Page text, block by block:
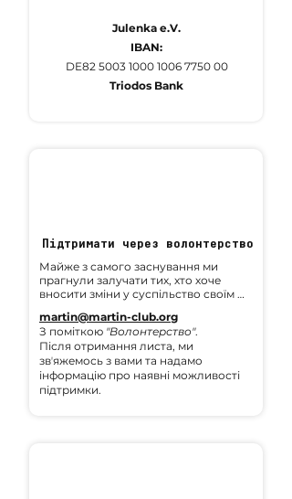
Julenka e.V.
IBAN:
DE82 5003 1000 1006 775000
Triodos Bank
Підтримати через волонтерство
Майже з самого заснування ми
прагнули залучати тих, хто хоче
вносити зміни у суспільство своїм
великий досвід у співпраці з
міжнародними волонтерськими
організаціями та звичайними
людьми, хто хоче бути частиною
нашої роботи.
martin@martin-club.org
З поміткою "Волонтерство".
Після отримання листа, ми
звʼяжемось з вами та надамо
інформацію про наявні можливості
підтримки.